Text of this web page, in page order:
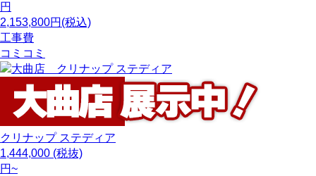
円
2,153,800円(税込)
工事費
コミコミ
クリナップ ステディア
1,444,000 (税抜)
円~